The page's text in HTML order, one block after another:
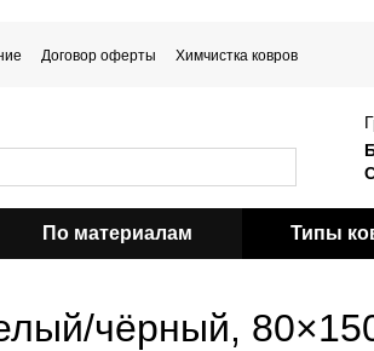
Договор оферты
Химчистка ковров
По материалам Типы
чёрный,